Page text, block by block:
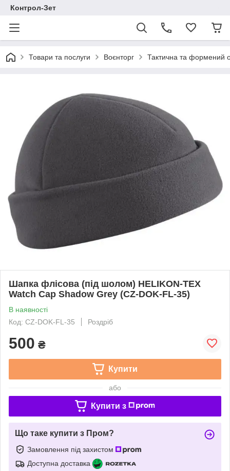
Контрол-Зет
Товари та послуги Воєнторг Тактична та формений
Шапка флісова (під шолом) HELIKON-TEX
Watch Cap Shadow Grey (CZ-DOK-FL-35)
В наявності
Код: CZ-DOK-FL-35
Роздріб
500 ₴
Купити
або
Купити з
Що таке купити з Пром?
Замовлення під захистом
Доступна доставка